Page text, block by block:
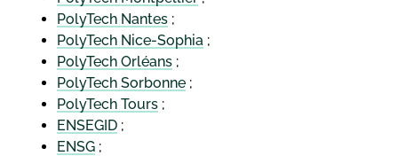
PolyTech Nantes ;
PolyTech Nice-Sophia ;
PolyTech Orléans ;
PolyTech Sorbonne ;
PolyTech Tours ;
ENSEGID ;
ENSG ;